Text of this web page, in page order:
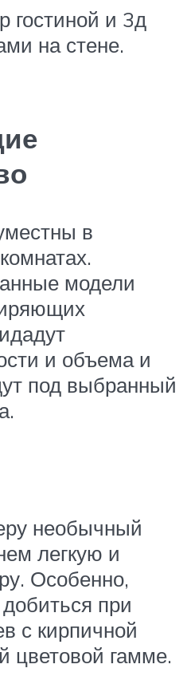
гостиной и 3д
на стене.
в
модели
и объема и
под выбранный
необычный
легкую и
Особенно,
добиться при
с кирпичной
цветовой гамме.